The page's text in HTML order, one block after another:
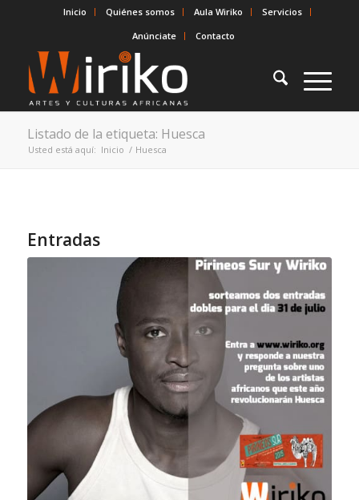
Inicio Quiénes somos Aula Wiriko
Servicios
Anúnciate
Contacto
Listado de la etiqueta: Huesca
Usted está aquí: Inicio / Huesca
Entradas